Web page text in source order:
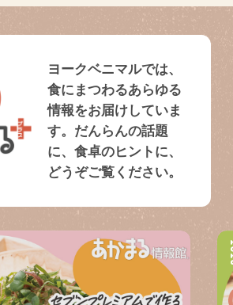
ヨークベニマルでは、
食にまつわるあらゆる
情報をお届けしていま
す。だんらんの話題
に、食卓のヒントに、
どうぞご覧ください。